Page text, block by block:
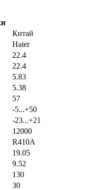
Китай
Haier
22.4
22.4
5.83
5.38
57
-5...+50
-23...+21
12000
R410A
19.05
9.52
130
30